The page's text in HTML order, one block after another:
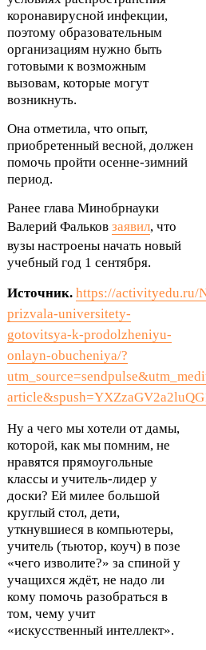
коронавирусной инфекции,
поэтому образовательным
организациям нужно быть
готовыми к возможным
вызовам, которые могут
возникнуть.
Она отметила, что опыт,
приобретенный весной, должен
помочь пройти осенне-зимний
период.
Ранее глава Минобрнауки
Валерий Фальковзаявил, что
вузы настроены начать новый
учебный год 1 сентября.
Источник. https://activityedu.ru/
prizvala-universitety-
gotovitsya-k-prodolzheniyu-
onlayn-obucheniya/?
Ну а чего мы хотели от дамы,
которой, как мы помним, не
нравятся прямоугольные
классы и учитель-лидер у
доски? Ей милее большой
круглый стол, дети,
уткнувшиеся в компьютеры,
учитель (тьютор, коуч) в позе
«чего изволите?» за спиной у
учащихся ждёт, не надо ли
кому помочь разобраться в
том, чему учит
«искусственный интеллект».